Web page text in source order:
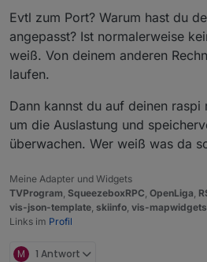
das gute hierbei.
Evtl zum Port? Warum hast du
angepasst? Ist normalerweise
weiß. Von deinem anderen
laufen.
Dann kannst du auf deinen raspi
um die Auslastung und
überwachen. Wer weiß was da
Meine Adapter und Widgets
TVProgram, SqueezeboxRPC, OpenLiga,
vis-json-template, skiinfo, vis-mapwidgets
Links im Profil
M 1 Antwort